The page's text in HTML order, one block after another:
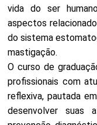
vida do ser
aspectos
do sistema
mastigação.
O curso de
profissionais com
reflexiva, pautada
desenvolver suas